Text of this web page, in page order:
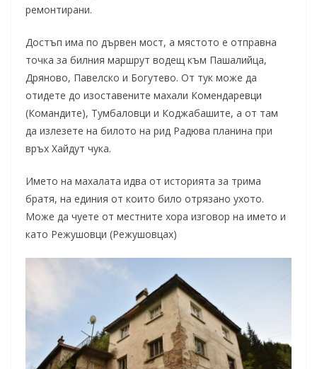
ремонтирани.
Достъп има по дървен мост, а мястото е отправна
точка за билния маршрут водещ към Пашалийца,
Дряново, Павелско и Богутево. От тук може да
отидете до изоставените махали Комендаревци
(Командите), Тумбаловци и Коджабашите, а от там
да излезете на билото на рид Радюва планина при
връх Хайдут чука.
Името на махалата идва от историята за трима
братя, на единия от които било отрязано ухото.
Може да чуете от местните хора изговор на името и
като Режушовци (Режушовцах)